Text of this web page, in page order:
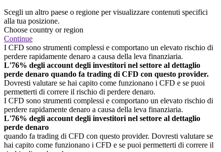
Scegli un altro paese o regione per visualizzare contenuti specifici
alla tua posizione.
Choose country or region
Continue
I CFD sono strumenti complessi e comportano un elevato rischio di
perdere rapidamente denaro a causa della leva finanziaria.
L'76% degli account degli investitori nel settore al dettaglio
perde denaro quando fa trading di CFD con questo provider.
Dovresti valutare se hai capito come funzionano i CFD e se puoi
permetterti di correre il rischio di perdere denaro.
I CFD sono strumenti complessi e comportano un elevato rischio di
perdere rapidamente denaro a causa della leva finanziaria.
L'76% degli account degli investitori nel settore al dettaglio
perde denaro
quando fa trading di CFD con questo provider. Dovresti valutare se
hai capito come funzionano i CFD e se puoi permetterti di correre il